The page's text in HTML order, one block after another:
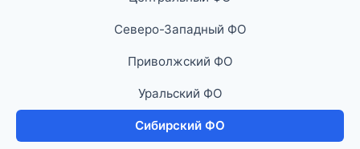
Северо-Западный ФО
Приволжский ФО
Уральский ФО
Сибирский ФО